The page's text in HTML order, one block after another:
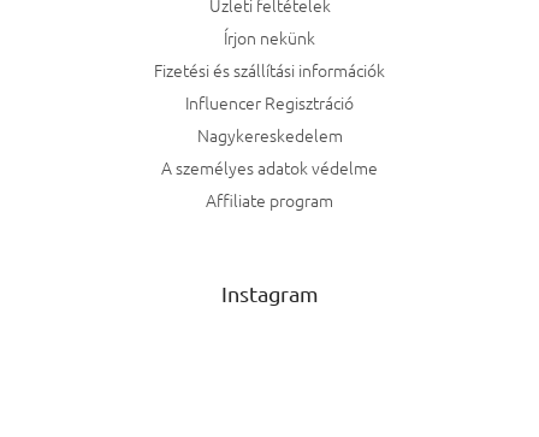
Írjon nekünk
Fizetési és szállítási információk
Influencer Regisztráció
Nagykereskedelem
A személyes adatok védelme
Affiliate program
Instagram